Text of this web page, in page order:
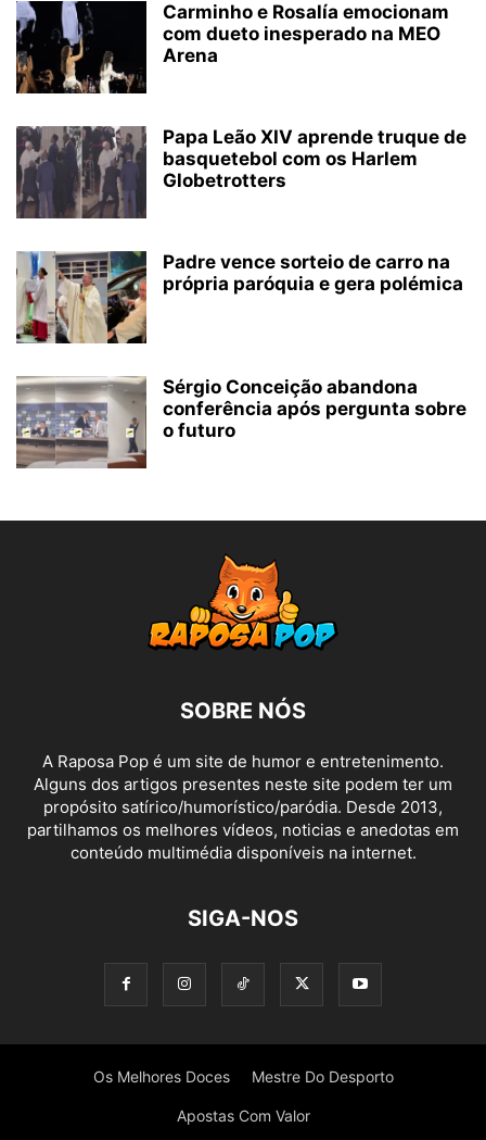
Carminho e Rosalía emocionam
com dueto inesperado na MEO
Arena
Papa Leão XIV aprende truque de
basquetebol com os Harlem
Globetrotters
Padre vence sorteio de carro na
própria paróquia e gera polémica
Sérgio Conceição abandona
conferência após pergunta sobre
o futuro
SOBRE NÓS
A Raposa Pop é um site de humor e entretenimento.
Alguns dos artigos presentes neste site podem ter um
propósito satírico/humorístico/paródia. Desde 2013,
partilhamos os melhores vídeos, noticias e anedotas em
conteúdo multimédia disponíveis na internet.
SIGA-NOS
Os Melhores Doces Mestre Do Desporto
Apostas Com Valor